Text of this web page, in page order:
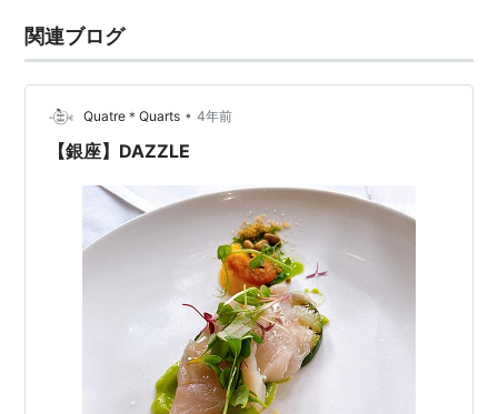
関連ブログ
Quatre＊Quarts • 4年前
【銀座】DAZZLE